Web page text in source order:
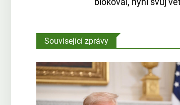
Související zprávy